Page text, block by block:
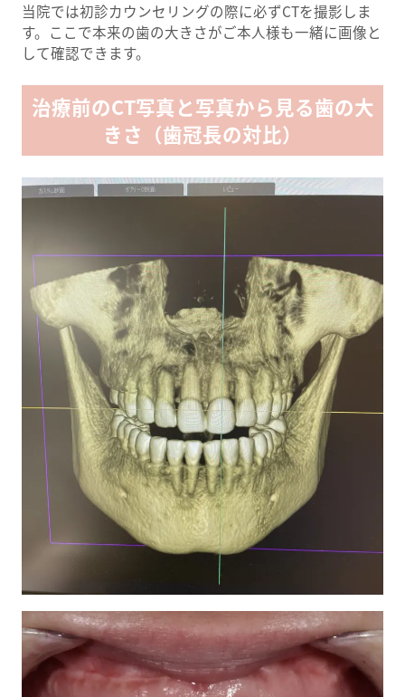
当院では初診カウンセリングの際に必ずCTを撮影しま
す。ここで本来の歯の大きさがご本人様も一緒に画像と
して確認できます。
治療前のCT写真と写真から見る歯の大
きさ（歯冠長の対比）